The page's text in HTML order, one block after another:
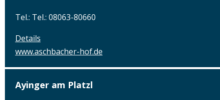
Tel.: Tel.: 08063-80660
Details
www.aschbacher-hof.de
Ayinger am Platzl